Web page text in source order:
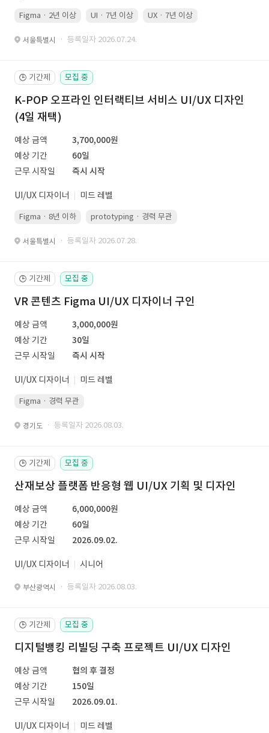
Figma · 2년 이상 UI · 7년 이상 UX · 7년 이상
서울특별시 · 등록일자 2026.07.24.
🕒 기간제 모집 중
K-POP 오프라인 인터랙티브 서비스 UI/UX 디자인
(4일 재택)
예상 금액
3,700,000원
예상 기간
60일
근무 시작일
즉시 시작
UI/UX 디자이너 미드 레벨
Figma · 8년 이하 prototyping · 경력 무관
서울특별시 · 등록일자 2026.07.28.
🕒 기간제 모집 중
VR 콘텐츠 Figma UI/UX 디자이너 구인
예상 금액
3,000,000원
예상 기간
30일
근무 시작일
즉시 시작
UI/UX 디자이너 미드 레벨
Figma · 경력 무관
경기도 · 등록일자 2026.08.03.
🕒 기간제 모집 중
산재보상 플랫폼 반응형 웹 UI/UX 기획 및 디자인
예상 금액
6,000,000원
예상 기간
60일
근무 시작일
2026.09.02.
UI/UX 디자이너 시니어
부산광역시 · 등록일자 2026.08.03.
🕒 기간제 모집 중
디지털뱅킹 리빌딩 구축 프로젝트 UI/UX 디자인
예상 금액
협의 후 결정
예상 기간
150일
근무 시작일
2026.09.01.
UI/UX 디자이너 미드 레벨